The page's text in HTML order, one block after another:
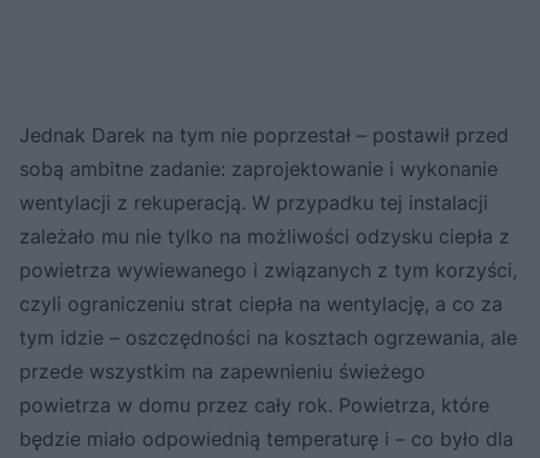
Jednak Darek na tym nie poprzestał – postawił przed
sobą ambitne zadanie: zaprojektowanie i wykonanie
wentylacji z rekuperacją. W przypadku tej instalacji
zależało mu nie tylko na możliwości odzysku ciepła z
powietrza wywiewanego i związanych z tym korzyści,
czyli ograniczeniu strat ciepła na wentylację, a co za
tym idzie – oszczędności na kosztach ogrzewania, ale
przede wszystkim na zapewnieniu świeżego
powietrza w domu przez cały rok. Powietrza, które
będzie miało odpowiednią temperaturę i – co było dla